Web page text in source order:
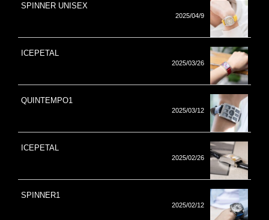
SPINNER UNISEX
2025/04/9
ICEPETAL
2025/03/26
QUINTEMPO1
2025/03/12
ICEPETAL
2025/02/26
SPINNER1
2025/02/12